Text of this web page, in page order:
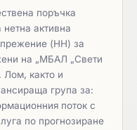
поръчка
активна
(НН) за
на „МБАЛ „Свети
Лом, както и
група за:
поток с
по прогнозиране